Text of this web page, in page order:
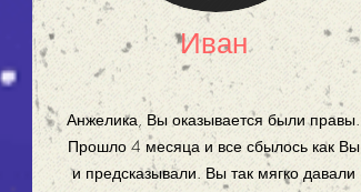
Иван
Анжелика, Вы оказывается были правы.
Прошло 4 месяца и все сбылось как Вы
и предсказывали. Вы так мягко давали